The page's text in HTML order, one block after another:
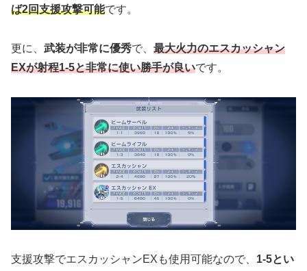
ば2回支援攻撃可能です。
更に、 武装が非常に優秀で、 最大火力のエスカッシャン
EXが射程1-5と非常に使い勝手が良いです。
支援攻撃でエスカッシャンEXも使用可能なので、 1-5とい